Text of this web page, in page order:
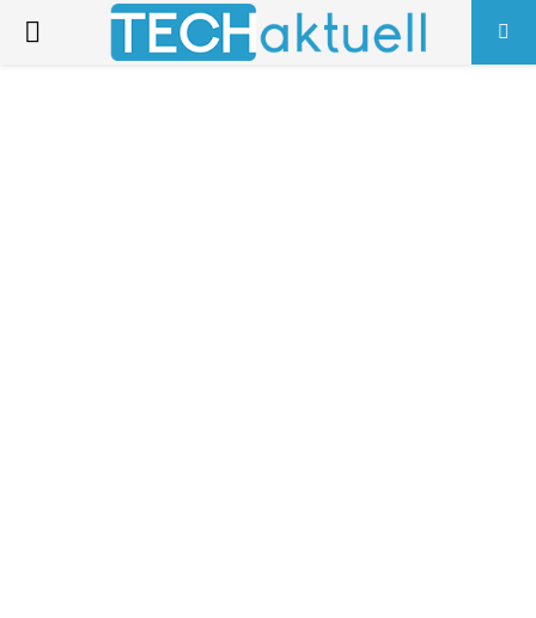
PRIMARY